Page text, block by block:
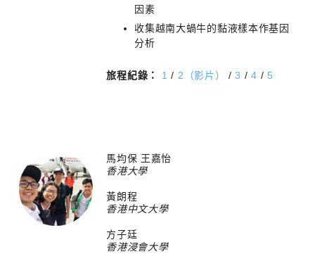
因素
收集越南大蝸牛的黏液樣本作基因
分析
旅程紀錄： 1 / 2（影片） /3 /4 / 5
馬均保 王嘉怡
香港大學
黃朗程
香港中文大學
方子廷
香港浸會大學